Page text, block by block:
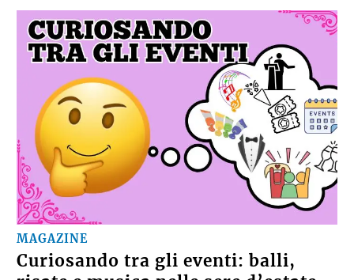
MAGAZINE
Curiosando tra gli eventi: balli,